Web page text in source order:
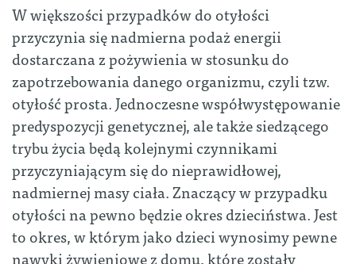
W większości przypadków do otyłości
przyczynia się nadmierna podaż energii
dostarczana z pożywienia w stosunku do
zapotrzebowania danego organizmu, czyli tzw.
otyłość prosta. Jednoczesne współwystępowanie
predyspozycji genetycznej, ale także siedzącego
trybu życia będą kolejnymi czynnikami
przyczyniającym się do nieprawidłowej,
nadmiernej masy ciała. Znaczący w przypadku
otyłości na pewno będzie okres dzieciństwa. Jest
to okres, w którym jako dzieci wynosimy pewne
nawyki żywieniowe z domu, które zostały